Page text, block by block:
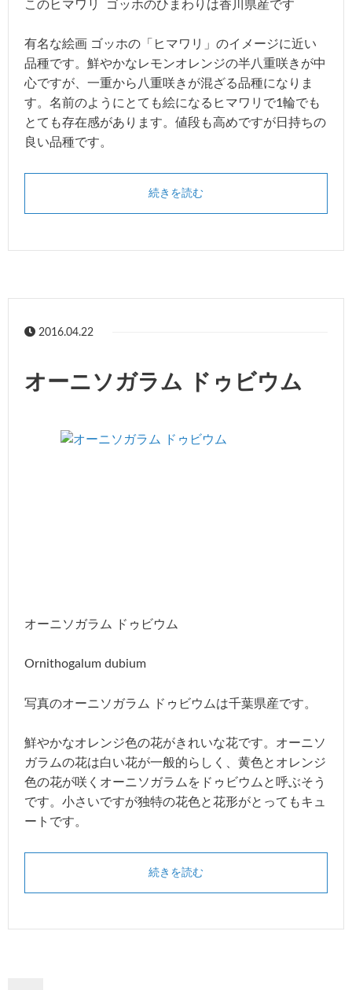
このヒマワリ ゴッホのひまわりは香川県産です
有名な絵画 ゴッホの「ヒマワリ」のイメージに近い
品種です。鮮やかなレモンオレンジの半八重咲きが中
心ですが、一重から八重咲きが混ざる品種になりま
す。名前のようにとても絵になるヒマワリで1輪でも
とても存在感があります。値段も高めですが日持ちの
良い品種です。
続きを読む
2016.04.22
オーニソガラム ドゥビウム
オーニソガラム ドゥビウム
Ornithogalum dubium
写真のオーニソガラム ドゥビウムは千葉県産です。
鮮やかなオレンジ色の花がきれいな花です。オーニソ
ガラムの花は白い花が一般的らしく、黄色とオレンジ
色の花が咲くオーニソガラムをドゥビウムと呼ぶそう
です。小さいですが独特の花色と花形がとってもキュ
ートです。
続きを読む